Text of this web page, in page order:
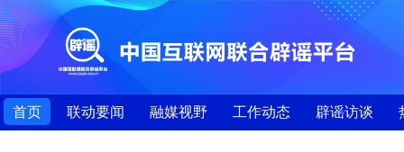
首页 联动要闻 融媒视野 工作动态 辟谣访谈